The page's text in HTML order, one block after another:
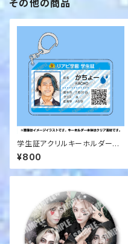
その他の商品
学生証アクリルキーホルダー／
かちょー（RAKI-03）
¥800